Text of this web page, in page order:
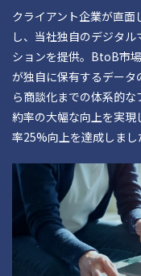
クライアント企業が直
し、当社独自のデジタ
ションを提供。BtoB市
が独自に保有するデー
ら商談化までの体系的
約率の大幅な向上を実
率25%向上を達成しまし